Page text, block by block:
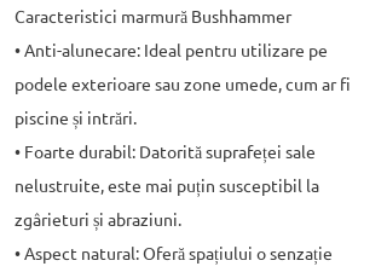
Caracteristici marmură Bushhammer
• Anti-alunecare: Ideal pentru utilizare pe
podele exterioare sau zone umede, cum ar fi
piscine și intrări.
• Foarte durabil: Datorită suprafeței sale
nelustruite, este mai puțin susceptibil la
zgârieturi și abraziuni.
• Aspect natural: Oferă spațiului o senzație